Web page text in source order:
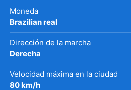
Moneda
Brazilian real
Dirección de la marcha
Derecha
Velocidad máxima en la ciudad
80 km/h